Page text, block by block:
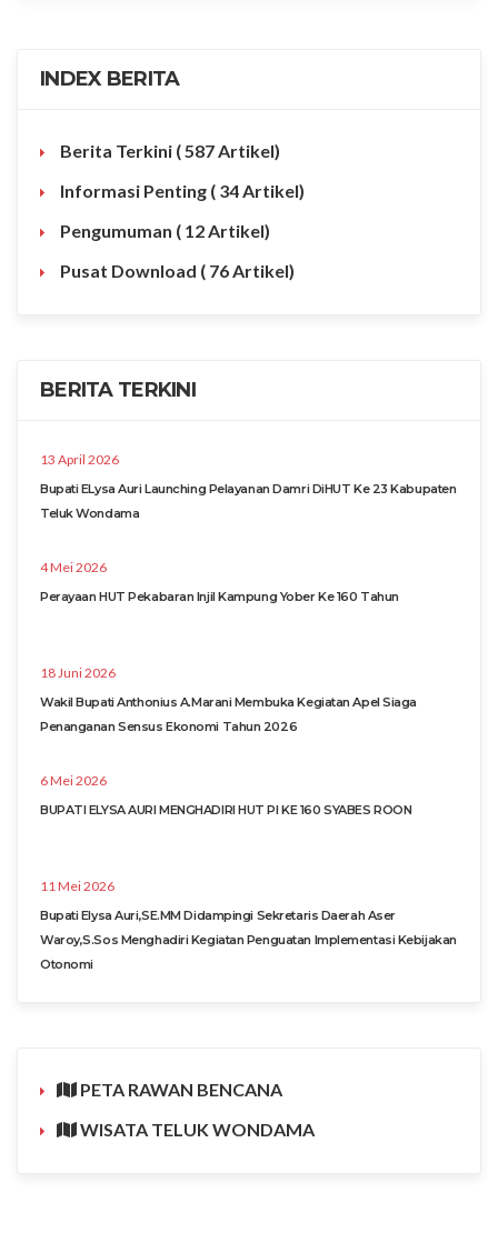
INDEX BERITA
Berita Terkini ( 587 Artikel)
Informasi Penting ( 34 Artikel)
Pengumuman ( 12 Artikel)
Pusat Download ( 76 Artikel)
BERITA TERKINI
13 April 2026
Bupati ELysa Auri Launching Pelayanan Damri DiHUT Ke 23 Kabupaten
Teluk Wondama
4 Mei 2026
Perayaan HUT Pekabaran Injil Kampung Yober Ke 160 Tahun
18 Juni 2026
Wakil Bupati Anthonius A.Marani Membuka Kegiatan Apel Siaga
Penanganan Sensus Ekonomi Tahun 2026
6 Mei 2026
BUPATI ELYSA AURI MENGHADIRI HUT PI KE 160 SYABES ROON
11 Mei 2026
Bupati Elysa Auri,SE.MM Didampingi Sekretaris Daerah Aser
Waroy,S.Sos Menghadiri Kegiatan Penguatan Implementasi Kebijakan
Otonomi
PETA RAWAN BENCANA
WISATA TELUK WONDAMA